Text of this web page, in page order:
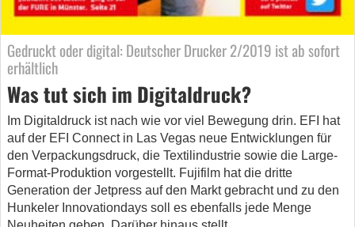
Gedruckt oder digital: Deutscher Drucker 2/2019 ist ab sofort
erhältlich
Was tut sich im Digitaldruck?
Im Digitaldruck ist nach wie vor viel Bewegung drin. EFI hat
auf der EFI Connect in Las Vegas neue Entwicklungen für
den Verpackungsdruck, die Textilindustrie sowie die Large-
Format-Produktion vorgestellt. Fujifilm hat die dritte
Generation der Jetpress auf den Markt gebracht und zu den
Hunkeler Innovationdays soll es ebenfalls jede Menge